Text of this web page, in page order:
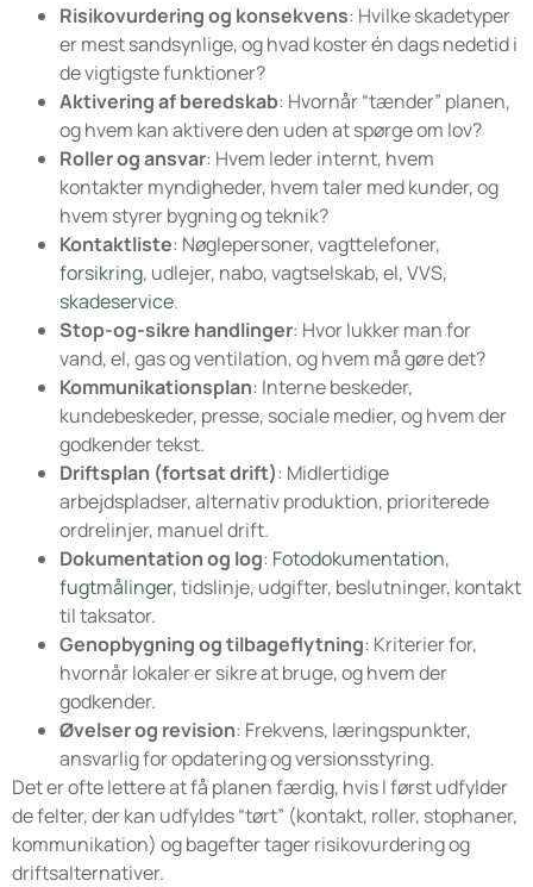
Risikovurdering og konsekvens: Hvilke skadetyper
er mest sandsynlige, og hvad koster én dags nedetid i
de vigtigste funktioner?
Aktivering af beredskab: Hvornår “tænder” planen,
og hvem kan aktivere den uden at spørge om lov?
Roller og ansvar: Hvem leder internt, hvem
kontakter myndigheder, hvem taler med kunder, og
hvem styrer bygning og teknik?
Kontaktliste: Nøglepersoner, vagttelefoner,
forsikring, udlejer, nabo, vagtselskab, el, VVS,
skadeservice.
Stop-og-sikre handlinger: Hvor lukker man for
vand, el, gas og ventilation, og hvem må gøre det?
Kommunikationsplan: Interne beskeder,
kundebeskeder, presse, sociale medier, og hvem der
godkender tekst.
Driftsplan (fortsat drift): Midlertidige
arbejdspladser, alternativ produktion, prioriterede
ordrelinjer, manuel drift.
Dokumentation og log: Fotodokumentation,
fugtmålinger, tidslinje, udgifter, beslutninger, kontakt
til taksator.
Genopbygning og tilbageflytning: Kriterier for,
hvornår lokaler er sikre at bruge, og hvem der
godkender.
Øvelser og revision: Frekvens, læringspunkter,
ansvarlig for opdatering og versionsstyring.
Det er ofte lettere at få planen færdig, hvis I først udfylder
de felter, der kan udfyldes “tørt” (kontakt, roller, stophaner,
kommunikation) og bagefter tager risikovurdering og
driftsalternativer.